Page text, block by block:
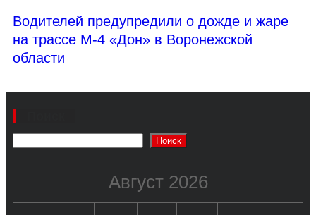
Водителей предупредили о дожде и жаре
на трассе М-4 «Дон» в Воронежской
области
Поиск
Август 2026